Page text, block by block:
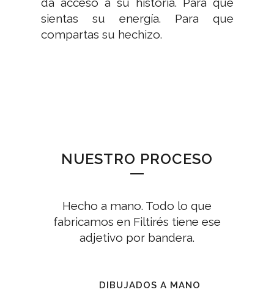
sientas su energía. Para que
compartas su hechizo.
NUESTRO PROCESO
Hecho a mano. Todo lo que
fabricamos en Filtirés tiene ese
adjetivo por bandera.
DIBUJADOS A MANO